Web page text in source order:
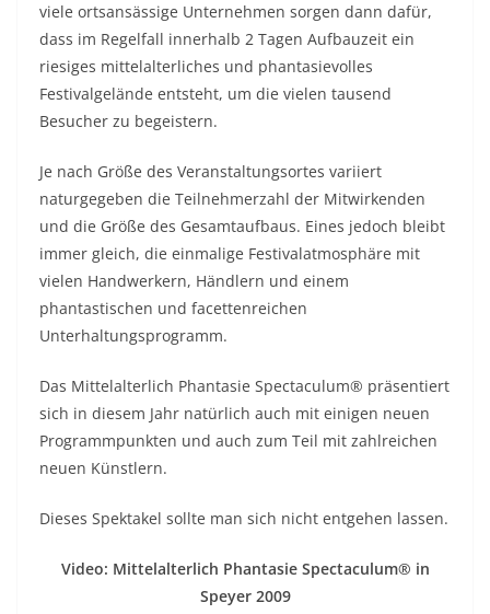
viele ortsansässige Unternehmen sorgen dann dafür,
dass im Regelfall innerhalb 2 Tagen Aufbauzeit ein
riesiges mittelalterliches und phantasievolles
Festivalgelände entsteht, um die vielen tausend
Besucher zu begeistern.
Je nach Größe des Veranstaltungsortes variiert
naturgegeben die Teilnehmerzahl der Mitwirkenden
und die Größe des Gesamtaufbaus. Eines jedoch bleibt
immer gleich, die einmalige Festivalatmosphäre mit
vielen Handwerkern, Händlern und einem
phantastischen und facettenreichen
Unterhaltungsprogramm.
Das Mittelalterlich Phantasie Spectaculum® präsentiert
sich in diesem Jahr natürlich auch mit einigen neuen
Programmpunkten und auch zum Teil mit zahlreichen
neuen Künstlern.
Dieses Spektakel sollte man sich nicht entgehen lassen.
Video: Mittelalterlich Phantasie Spectaculum® in
Speyer 2009